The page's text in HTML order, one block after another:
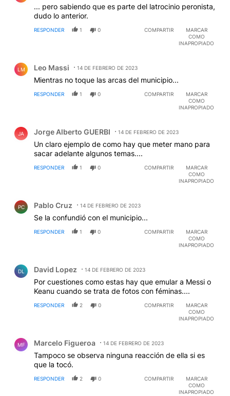
... pero sabiendo que es parte del latrocinio peronista,
dudo lo anterior.
RESPONDER 1 0 COMPARTIR
MARCAR
COMO
INAPROPIADO
LM Leo Massi 14 DE FEBRERO DE 2023
Mientras no toque las arcas del municipio...
RESPONDER 1 0 COMPARTIR
MARCAR
COMO
INAPROPIADO
JA Jorge Alberto GUERBI 14 DE FEBRERO DE 2023
Un claro ejemplo de como hay que meter mano para
sacar adelante algunos temas....
RESPONDER 1 0 COMPARTIR
MARCAR
COMO
INAPROPIADO
PC Pablo Cruz 14 DE FEBRERO DE 2023
Se la confundió con el municipio...
RESPONDER 1 0 COMPARTIR
MARCAR
COMO
INAPROPIADO
DL David Lopez 14 DE FEBRERO DE 2023
Por cuestiones como estas hay que emular a Messi o
Keanu cuando se trata de fotos con féminas....
RESPONDER 2 0 COMPARTIR
MARCAR
COMO
INAPROPIADO
MF Marcelo Figueroa 14 DE FEBRERO DE 2023
Tampoco se observa ninguna reacción de ella si es
que la tocó.
RESPONDER 2 0 COMPARTIR
MARCAR
COMO
INAPROPIADO